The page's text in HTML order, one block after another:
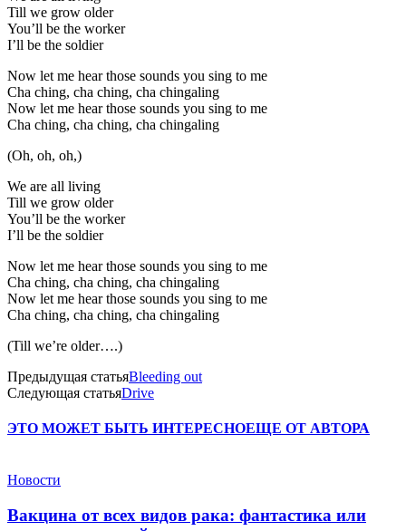
Till we grow older
You’ll be the worker
I’ll be the soldier
Now let me hear those sounds you sing to me
Cha ching, cha ching, cha chingaling
Now let me hear those sounds you sing to me
Cha ching, cha ching, cha chingaling
(Oh, oh, oh,)
We are all living
Till we grow older
You’ll be the worker
I’ll be the soldier
Now let me hear those sounds you sing to me
Cha ching, cha ching, cha chingaling
Now let me hear those sounds you sing to me
Cha ching, cha ching, cha chingaling
(Till we’re older….)
Предыдущая статьяBleeding out
Следующая статьяDrive
ЭТО МОЖЕТ БЫТЬ ИНТЕРЕСНОЕЩЕ ОТ АВТОРА
Новости
Вакцина от всех видов рака: фантастика или